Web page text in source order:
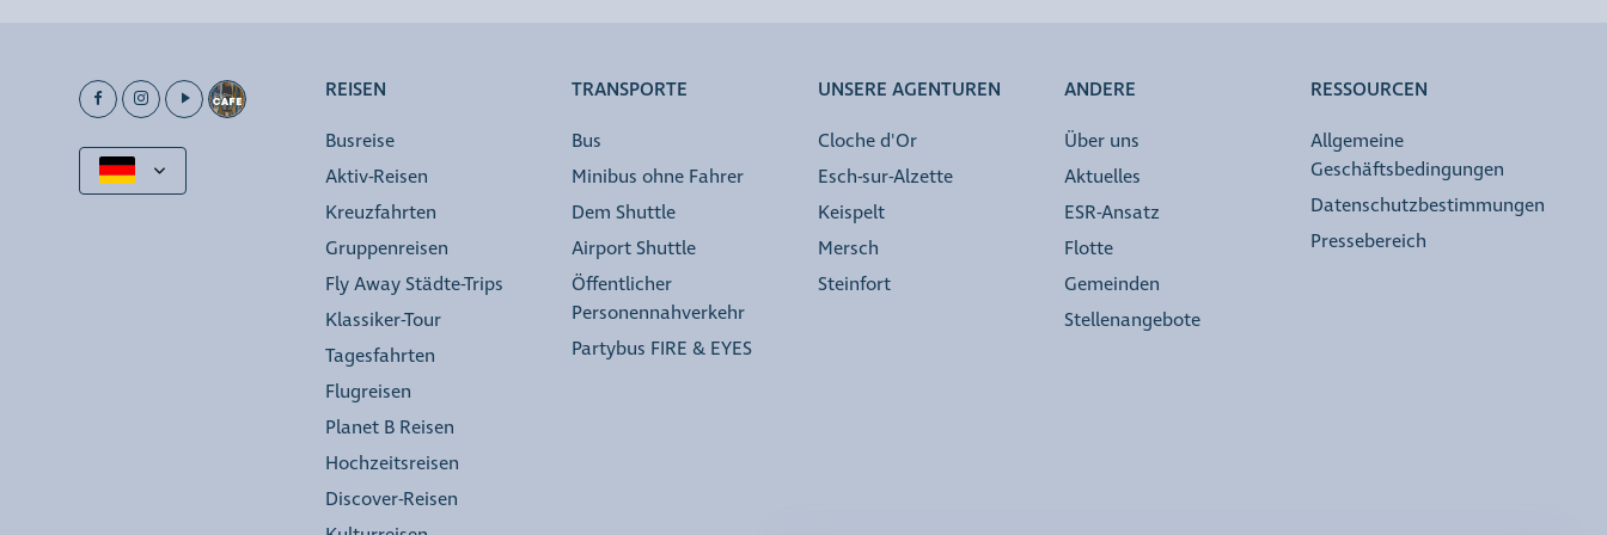
REISEN
Busreise
Aktiv-Reisen
Kreuzfahrten
Gruppenreisen
Fly Away Städte-Trips
Klassiker-Tour
Tagesfahrten
Flugreisen
Planet B Reisen
Hochzeitsreisen
Discover-Reisen
TRANSPORTE
Bus
Minibus ohne Fahrer
Dem Shuttle
Airport Shuttle
Öffentlicher
Personennahverkehr
Partybus FIRE & EYES
UNSERE AGENTUREN
Cloche d'Or
Esch-sur-Alzette
Keispelt
Mersch
Steinfort
ANDERE
Über uns
Aktuelles
ESR-Ansatz
Flotte
Gemeinden
Stellenangebote
RESSOURCEN
Allgemeine
Geschäftsbedingungen
Datenschutzbestimmungen
Pressebereich